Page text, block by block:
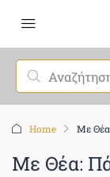
Home Με
Με Θέα: